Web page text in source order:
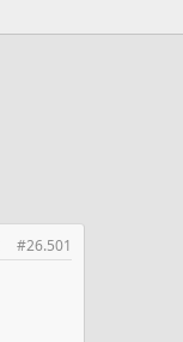
#26.501